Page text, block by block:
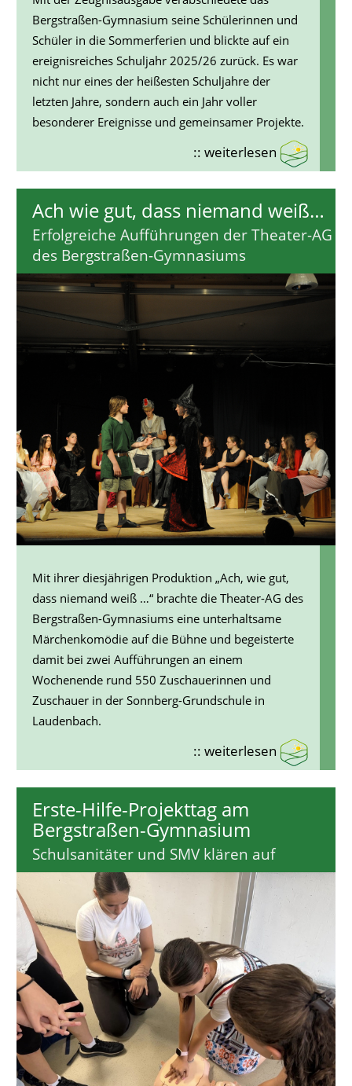
Bergstraßen-Gymnasium seine Schülerinnen und
Schüler in die Sommerferien und blickte auf ein
ereignisreiches Schuljahr 2025/26 zurück. Es war
nicht nur eines der heißesten Schuljahre der
letzten Jahre, sondern auch ein Jahr voller
besonderer Ereignisse und gemeinsamer Projekte.
:: weiterlesen
Ach wie gut, dass niemand weiß…
Erfolgreiche Aufführungen der Theater-AG
des Bergstraßen-Gymnasiums
Mit ihrer diesjährigen Produktion „Ach, wie gut,
dass niemand weiß …“ brachte die Theater-AG des
Bergstraßen-Gymnasiums eine unterhaltsame
Märchenkomödie auf die Bühne und begeisterte
damit bei zwei Aufführungen an einem
Wochenende rund 550 Zuschauerinnen und
Zuschauer in der Sonnberg-Grundschule in
Laudenbach.
:: weiterlesen
Erste-Hilfe-Projekttag am
Bergstraßen-Gymnasium
Schulsanitäter und SMV klären auf